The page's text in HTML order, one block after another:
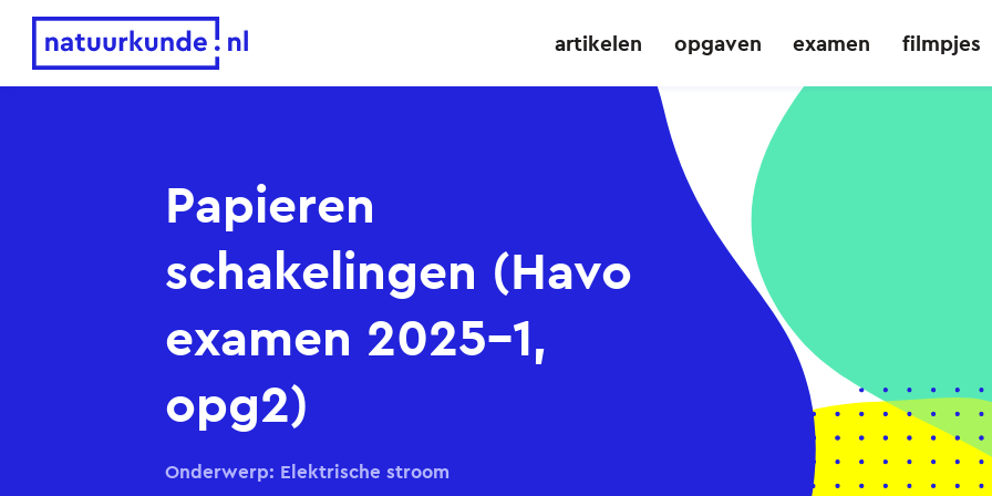
Natuurkunde.nl
artikelen opgaven examen filmpjes
Papieren
schakelingen (Havo
examen 2025-1,
opg2)
Onderwerp: Elektrische stroom